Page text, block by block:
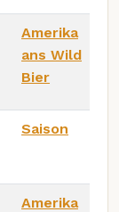
Amerika
ans Wild
Bier
Saison
Amerika